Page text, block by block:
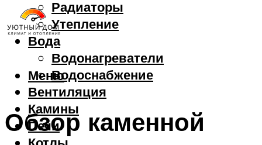
Радиаторы
Утепление
Вода
Водонагреватели
Водоснабжение
Вентиляция
Камины
Печи
Меню
Обзор каменной